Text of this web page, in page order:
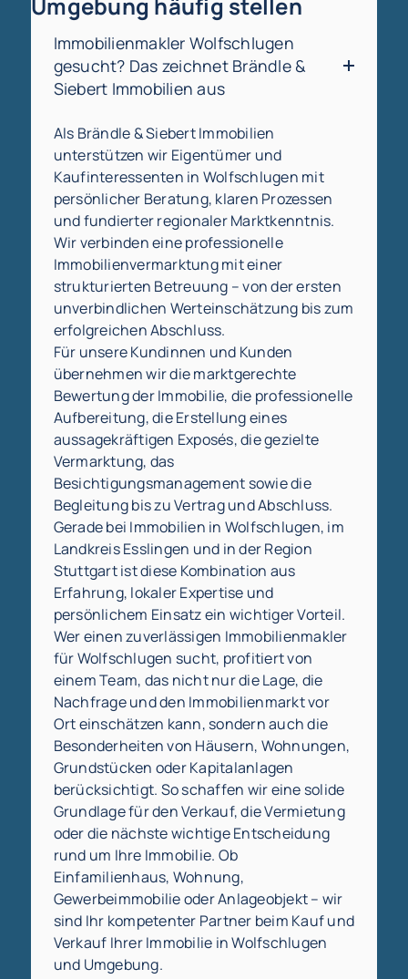
Immobilienmakler Wolfschlugen
gesucht? Das zeichnet Brändle &
Siebert Immobilien aus
Als Brändle & Siebert Immobilien
unterstützen wir Eigentümer und
Kaufinteressenten in Wolfschlugen mit
persönlicher Beratung, klaren Prozessen
und fundierter regionaler Marktkenntnis.
Wir verbinden eine professionelle
Immobilienvermarktung mit einer
strukturierten Betreuung – von der ersten
unverbindlichen Werteinschätzung bis zum
erfolgreichen Abschluss.
Für unsere Kundinnen und Kunden
übernehmen wir die marktgerechte
Bewertung der Immobilie, die professionelle
Aufbereitung, die Erstellung eines
aussagekräftigen Exposés, die gezielte
Vermarktung, das
Besichtigungsmanagement sowie die
Begleitung bis zu Vertrag und Abschluss.
Gerade bei Immobilien in Wolfschlugen, im
Landkreis Esslingen und in der Region
Stuttgart ist diese Kombination aus
Erfahrung, lokaler Expertise und
persönlichem Einsatz ein wichtiger Vorteil.
Wer einen zuverlässigen Immobilienmakler
für Wolfschlugen sucht, profitiert von
einem Team, das nicht nur die Lage, die
Nachfrage und den Immobilienmarkt vor
Ort einschätzen kann, sondern auch die
Besonderheiten von Häusern, Wohnungen,
Grundstücken oder Kapitalanlagen
berücksichtigt. So schaffen wir eine solide
Grundlage für den Verkauf, die Vermietung
oder die nächste wichtige Entscheidung
rund um Ihre Immobilie. Ob
Einfamilienhaus, Wohnung,
Gewerbeimmobilie oder Anlageobjekt – wir
sind Ihr kompetenter Partner beim Kauf und
Verkauf Ihrer Immobilie in Wolfschlugen
und Umgebung.